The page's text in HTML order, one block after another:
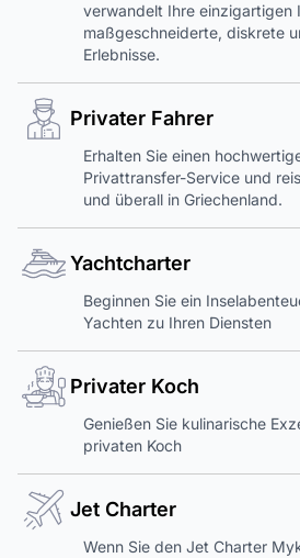
verwandelt Ihre einzigartigen
maßgeschneiderte, diskrete
Erlebnisse.
Privater Fahrer
Erhalten Sie einen
Privattransfer-Service und
und überall in Griechenland.
Yachtcharter
Beginnen Sie ein
Yachten zu Ihren Diensten
Privater Koch
Genießen Sie kulinarische
privaten Koch
Jet Charter
Wenn Sie den Jet Charter